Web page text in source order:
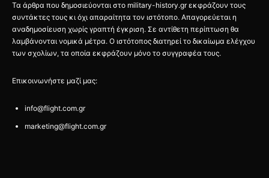
Τα άρθρα που δημοσιεύονται στο military-history.gr εκφράζουν τους
συντάκτες τους κι όχι απαραίτητα τον ιστότοπο. Απαγορεύεται η
αναδημοσίευση χωρίς γραπτή έγκριση. Σε αντίθετη περίπτωση θα
λαμβάνονται νομικά μέτρα. Ο ιστότοπος διατηρεί το δικαίωμα ελέγχου
των σχολίων, τα οποία εκφράζουν μόνο το συγγραφέα τους.
Επικοινωνήστε μαζί μας:
info@flight.com.gr
marketing@flight.com.gr